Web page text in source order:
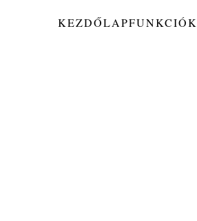
KEZDŐLAPFUNKCIÓK